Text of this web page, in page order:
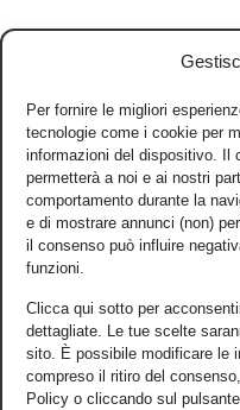
Per fornire le migliori
tecnologie come i cookie per
informazioni del dispositivo. Il
permetterà a noi e ai nostri
comportamento durante la
e di mostrare annunci (non)
il consenso può influire
funzioni.
Clicca qui sotto per
dettagliate. Le tue scelte
sito. È possibile modificare le
compreso il ritiro del
Policy o cliccando sul